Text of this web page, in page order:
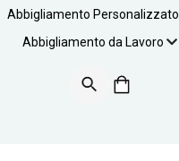
Abbigliamento Personalizzato
Abbigliamento da Lavoro